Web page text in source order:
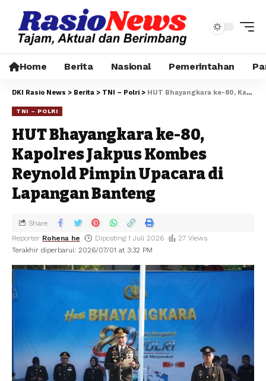
Home Berita Nasional Pemerintahan
DKI Rasio News > Berita > TNI – Polri > HUT Bhayangkara ke-80, Kapolres Jakpus Kombes Reynold Pimpin Upacara di Lapangan Banteng
TNI – POLRI
HUT Bhayangkara ke-80,
Kapolres Jakpus Kombes
Reynold Pimpin Upacara di
Lapangan Banteng
Terakhir diperbarui: 2026/07/01 at 3:32 PM
Reporter Rohena he Diposting 1 Juli 2026 27 Views
Share